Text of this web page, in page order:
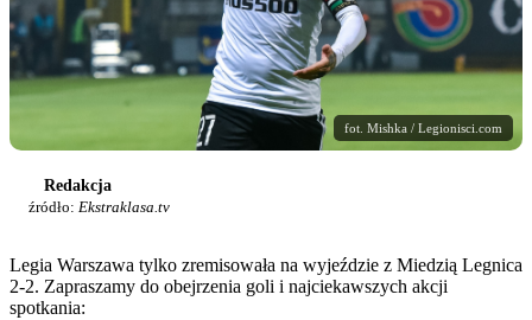
fot. Mishka / Legionisci.com
Redakcja
źródło: Ekstraklasa.tv
Legia Warszawa tylko zremisowała na wyjeździe z Miedzią Legnica
2-2. Zapraszamy do obejrzenia goli i najciekawszych akcji
spotkania: